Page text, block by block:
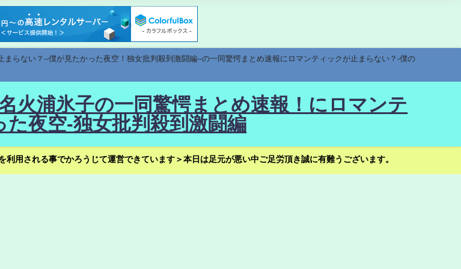
らない？--僕が見たかった夜空！独女批判殺到激闘編--の一同驚愕まとめ速報にロマンティックが止まらない？-僕の
火浦氷子の一同驚愕まとめ速報！にロマンテ
夜空-独女批判殺到激闘編
用される事でかろうじて運営できています＞本日は足元が悪い中ご足労頂き誠に有難うございます。